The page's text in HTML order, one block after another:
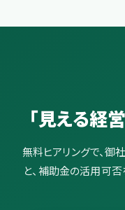
「見える経
無料ヒアリングで、
と、補助金の活用可